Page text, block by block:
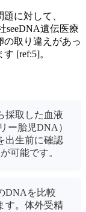
に対して、
seeDNA遺伝医療
の取り違えがあっ
[ref:5]。
採取した血液
ー胎児DNA）
出生前に確認
可能です。
DNAを比較
す。体外受精